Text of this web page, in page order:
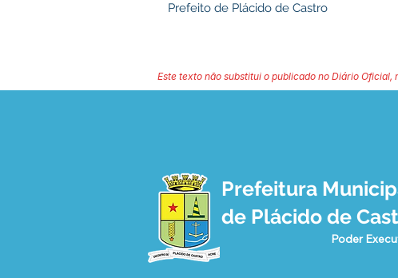
Prefeito de Plácido de Castro
Este texto não substitui o publicado no Diário
Prefeitura
de Plácido de
Poder